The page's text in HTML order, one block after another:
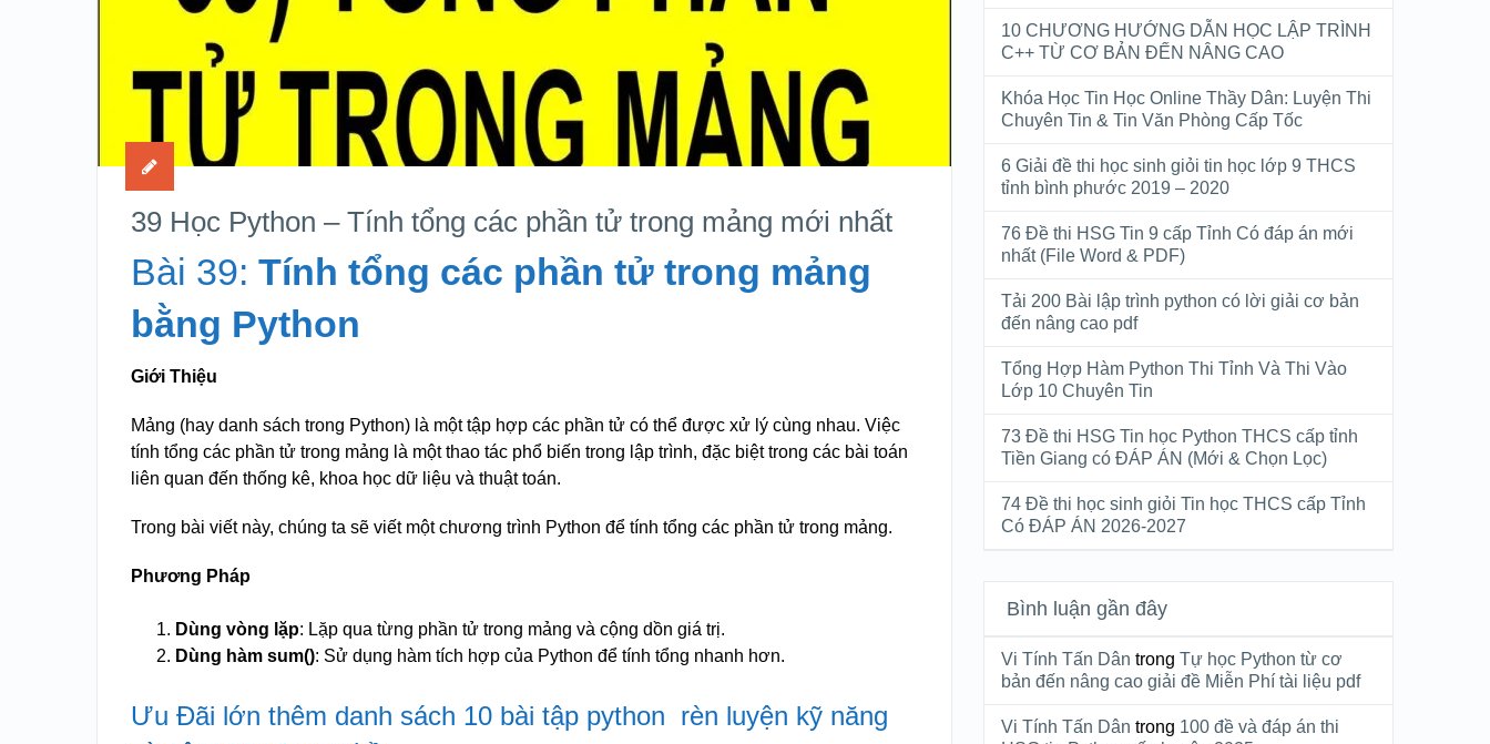
39 Học Python – Tính tổng các phần tử trong mảng mới nhất
Bài 39:Tính tổng các phần tử trong mảng
bằng Python
Giới Thiệu
Mảng (hay danh sách trong Python) là một tập hợp các phần tử có thể được xử lý cùng nhau. Việc
tính tổng các phần tử trong mảng là một thao tác phổ biến trong lập trình, đặc biệt trong các bài toán
liên quan đến thống kê, khoa học dữ liệu và thuật toán.
Trong bài viết này, chúng ta sẽ viết một chương trình Python để tính tổng các phần tử trong mảng.
Phương Pháp
Dùng vòng lặp: Lặp qua từng phần tử trong mảng và cộng dồn giá trị.
Dùng hàm sum(): Sử dụng hàm tích hợp của Python để tính tổng nhanh hơn.
Ưu Đãi lớn thêm danh sách 10 bài tập python rèn luyện kỹ năng
10 CHƯƠNG HƯỚNG DẪN HỌC LẬP TRÌNH
C++ TỪ CƠ BẢN ĐẾN NÂNG CAO
Khóa Học Tin Học Online Thầy Dân: Luyện Thi
Chuyên Tin & Tin Văn Phòng Cấp Tốc
6 Giải đề thi học sinh giỏi tin học lớp 9 THCS
tỉnh bình phước 2019 – 2020
76 Đề thi HSG Tin 9 cấp Tỉnh Có đáp án mới
nhất (File Word & PDF)
Tải 200 Bài lập trình python có lời giải cơ bản
đến nâng cao pdf
Tổng Hợp Hàm Python Thi Tỉnh Và Thi Vào
Lớp 10 Chuyên Tin
73 Đề thi HSG Tin học Python THCS cấp tỉnh
Tiền Giang có ĐÁP ÁN (Mới & Chọn Lọc)
74 Đề thi học sinh giỏi Tin học THCS cấp Tỉnh
Có ĐÁP ÁN 2026-2027
Bình luận gần đây
Vi Tính Tấn Dân trongTự học Python từ cơ
bản đến nâng cao giải đề Miễn Phí tài liệu pdf
Vi Tính Tấn Dân trong 100 đề và đáp án thi